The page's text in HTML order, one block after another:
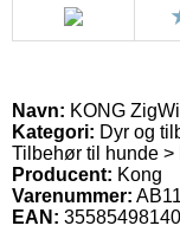
Navn: KONG
Kategori: Dyr og
Tilbehør til hunde
Producent: Kong
Varenummer:
EAN: 35585498140